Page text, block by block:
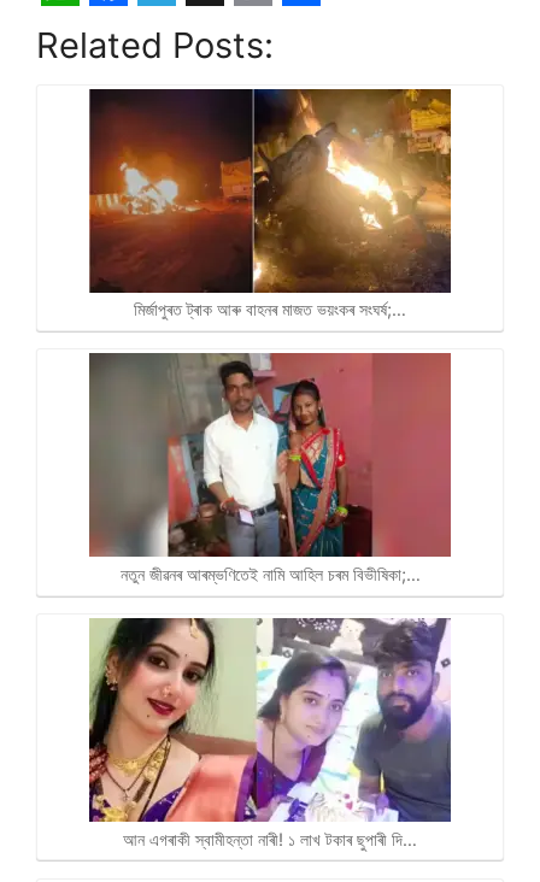
W
h
F
a
c
e
b
o
k
T
e
l
e
g
r
a
m
X
C
o
p
y
L
i
n
k
a
r
e
Related Posts:
মিৰ্জাপুৰত ট্ৰাক আৰু বাহনৰ মাজত ভয়ংকৰ সংঘৰ্ষ;…
নতুন জীৱনৰ আৰম্ভণিতেই নামি আহিল চৰম বিভীষিকা;…
আন এগৰাকী স্বামীহন্তা নাৰী! ১ লাখ টকাৰ ছুপাৰী দি…